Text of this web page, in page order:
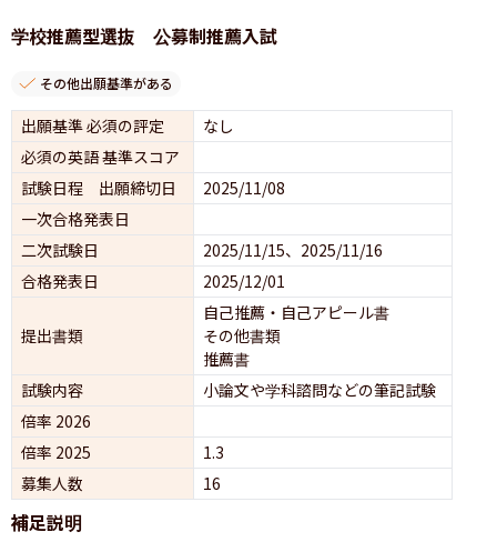
学校推薦型選抜 公募制推薦入試
その他出願基準がある
出願基準 必須の評定
なし
必須の英語 基準スコア
試験日程 出願締切日
2025/11/08
一次合格発表日
二次試験日
2025/11/15、2025/11/16
合格発表日
2025/12/01
提出書類
自己推薦・自己アピール書
その他書類
推薦書
試験内容
小論文や学科諮問などの筆記試験
倍率 2026
倍率 2025
1.3
募集人数
16
補足説明